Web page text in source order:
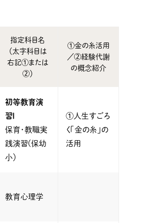
指定科目名
（太字科目は
右記①または
②）
①金の糸活用
／②経験代謝
の概念紹介
初等教育演
習Ⅰ
保育･教職実
践演習(保幼
小）
①人生すごろ
く「金の糸」の
活用
教育心理学